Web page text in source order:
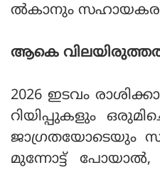
ല്‍കാനും
ആകെ
2026 ഇടവം
റിയിപ്പുകളും
ജാഗ്രതയോടെയും
മുന്നോട്ട്